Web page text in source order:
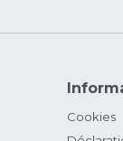
Cookies